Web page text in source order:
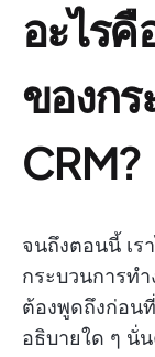
อะไร
ของก
CRM?
จนถึงตอนนี้ เร
กระบวนการท
ต้องพูดถึงก่อน
อธิบายใด ๆ นั่